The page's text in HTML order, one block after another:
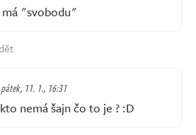
"svobodu"
pátek, 11. 1., 16:31
nemá šajn čo to je ? :D